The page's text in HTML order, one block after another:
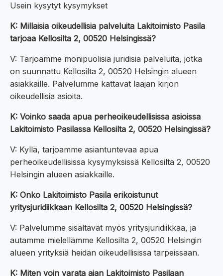
Usein kysytyt kysymykset
K: Millaisia oikeudellisia palveluita Lakitoimisto Pasila
tarjoaa Kellosilta 2, 00520 Helsingissä?
V: Tarjoamme monipuolisia juridisia palveluita, jotka
on suunnattu Kellosilta 2, 00520 Helsingin alueen
asiakkaille. Palvelumme kattavat laajan kirjon
oikeudellisia asioita.
K: Voinko saada apua perheoikeudellisissa asioissa
Lakitoimisto Pasilassa Kellosilta 2, 00520 Helsingissä?
V: Kyllä, tarjoamme asiantuntevaa apua
perheoikeudellisissa kysymyksissä Kellosilta 2, 00520
Helsingin alueen asiakkaille.
K: Onko Lakitoimisto Pasila erikoistunut
yritysjuridiikkaan Kellosilta 2, 00520 Helsingissä?
V: Palvelumme sisältävät myös yritysjuridiikkaa, ja
autamme mielellämme Kellosilta 2, 00520 Helsingin
alueen yrityksiä heidän oikeudellisissa tarpeissaan.
K: Miten voin varata ajan Lakitoimisto Pasilaan